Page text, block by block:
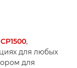
,
для любых
для